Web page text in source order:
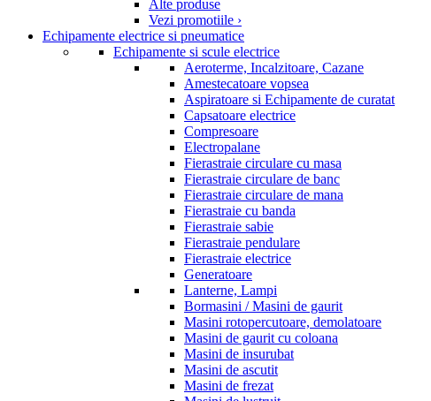
Alte produse
Vezi promotiile ›
Echipamente electrice si pneumatice
Echipamente si scule electrice
Aeroterme, Incalzitoare, Cazane
Amestecatoare vopsea
Aspiratoare si Echipamente de curatat
Capsatoare electrice
Compresoare
Electropalane
Fierastraie circulare cu masa
Fierastraie circulare de banc
Fierastraie circulare de mana
Fierastraie cu banda
Fierastraie sabie
Fierastraie pendulare
Fierastraie electrice
Generatoare
Lanterne, Lampi
Bormasini / Masini de gaurit
Masini rotopercutoare, demolatoare
Masini de gaurit cu coloana
Masini de insurubat
Masini de ascutit
Masini de frezat